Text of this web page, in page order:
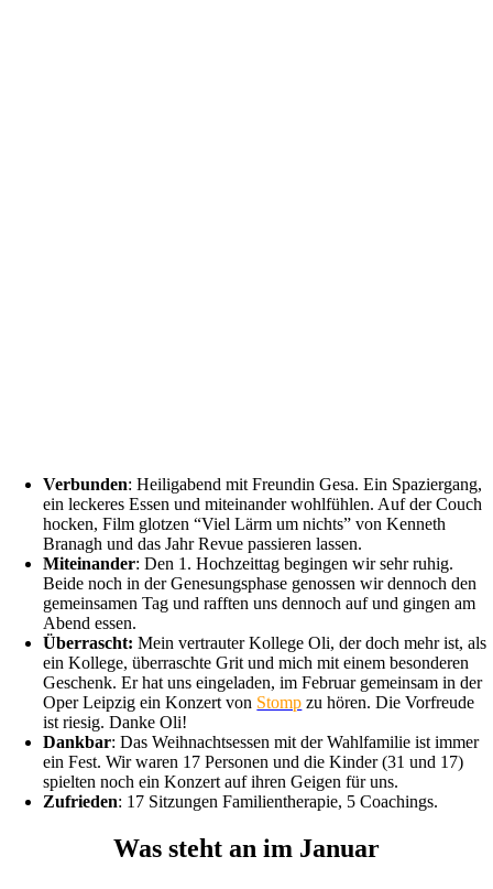
Verbunden: Heiligabend mit Freundin Gesa. Ein Spaziergang,
ein leckeres Essen und miteinander wohlfühlen. Auf der Couch
hocken, Film glotzen “Viel Lärm um nichts” von Kenneth
Branagh und das Jahr Revue passieren lassen.
Miteinander: Den 1. Hochzeittag begingen wir sehr ruhig.
Beide noch in der Genesungsphase genossen wir dennoch den
gemeinsamen Tag und rafften uns dennoch auf und gingen am
Abend essen.
Überrascht: Mein vertrauter Kollege Oli, der doch mehr ist, als
ein Kollege, überraschte Grit und mich mit einem besonderen
Geschenk. Er hat uns eingeladen, im Februar gemeinsam in der
Oper Leipzig ein Konzert von Stomp zu hören. Die Vorfreude
ist riesig. Danke Oli!
Dankbar: Das Weihnachtsessen mit der Wahlfamilie ist immer
ein Fest. Wir waren 17 Personen und die Kinder (31 und 17)
spielten noch ein Konzert auf ihren Geigen für uns.
Zufrieden: 17 Sitzungen Familientherapie, 5 Coachings.
Was steht an im Januar